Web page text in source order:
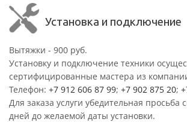
Установка и подключение
Вытяжки - 900 руб.
Установку и подключение техники
сертифицированные мастера из
Телефон: +7 912 606 87 99; +7 902 875 20;
Для заказа услуги убедительная просьба
дней до желаемой даты установки.